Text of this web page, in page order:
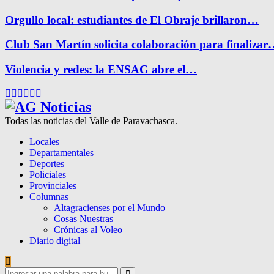
Orgullo local: estudiantes de El Obraje brillaron…
Club San Martín solicita colaboración para
Violencia y redes: la ENSAG abre el…
Facebook
Twitter
Instagram
Pinterest
Google
Todas las noticias del Valle de Paravachasca.
Locales
Departamentales
Deportes
Policiales
Provinciales
Columnas
Altagracienses por el Mundo
Cosas Nuestras
Crónicas al Voleo
Diario digital
Search